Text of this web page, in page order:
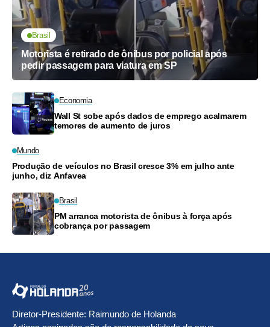
Brasil
Motorista é retirado de ônibus por policial após
pedir passagem para viatura em SP
Economia
Wall St sobe após dados de emprego acalmarem
temores de aumento de juros
Mundo
Produção de veículos no Brasil cresce 3% em julho ante
junho, diz Anfavea
Brasil
PM arranca motorista de ônibus à força após
cobrança por passagem
Diretor-Presidente: Raimundo de Holanda